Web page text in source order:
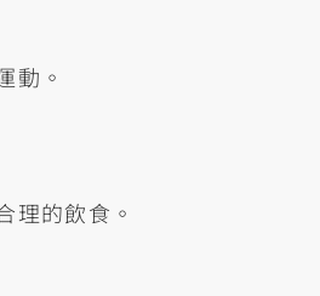
動。
理的飲食。